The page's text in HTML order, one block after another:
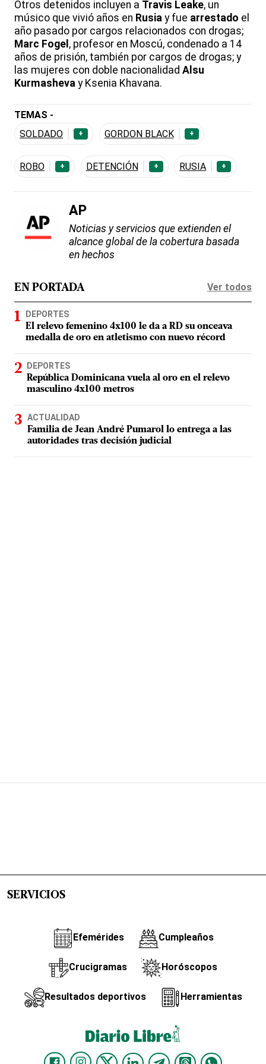
Otros detenidos incluyen a Travis Leake, un
músico que vivió años en Rusia y fue arrestado el
año pasado por cargos relacionados con drogas;
Marc Fogel , profesor en Moscú, condenado a 14
años de prisión, también por cargos de drogas; y
las mujeres con doble nacionalidad Alsu
Kurmasheva y Ksenia Khavana.
TEMAS -
SOLDADO
+ GORDON BLACK +
ROBO + DETENCIÓN + RUSIA +
AP
Noticias y servicios que extienden el
alcance global de la cobertura basada
en hechos
EN PORTADA Ver todos
DEPORTES
El relevo femenino 4x100 le da a RD su onceava
medalla de oro en atletismo con nuevo récord
DEPORTES
República Dominicana vuela al oro en el relevo
masculino 4x100 metros
ACTUALIDAD
Familia de Jean André Pumarol lo entrega a las
autoridades tras decisión judicial
SERVICIOS
Efemérides Cumpleaños
Crucigramas Horóscopos
Resultados deportivos Herramientas